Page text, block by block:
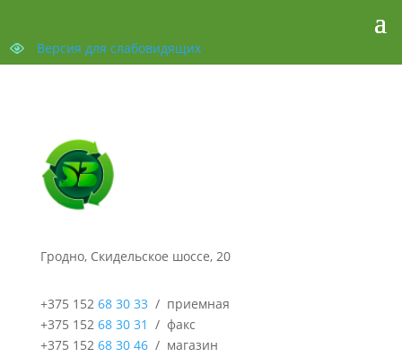
Версия для слабовидящих
Гродно, Скидельское шоссе, 20
+375 152 68 30 33/ приемная
+375 152 68 30 31 / факс
+375 152 68 30 46/ магазин